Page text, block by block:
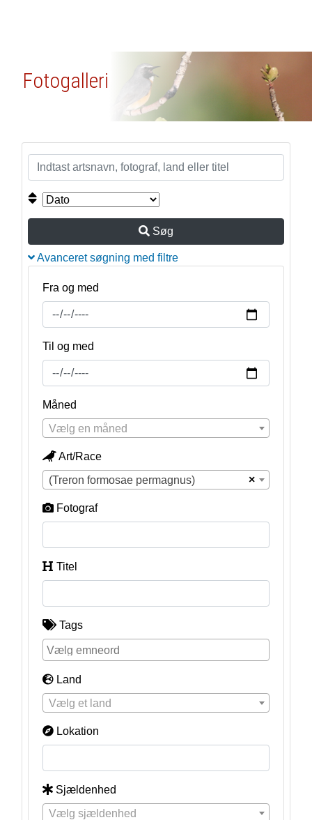
Fotogalleri
Søg
Avanceret søgning med filtre
Fra og med
Til og med
Måned
Vælg en måned
Art/Race
×
(Treron formosae permagnus)
Fotograf
Titel
Tags
Land
Vælg et land
Lokation
Sjældenhed
Vælg sjældenhed